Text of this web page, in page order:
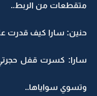
متقطعات من الربط..
حنين: سارا كيف قدرت
سارا: كسرت قفل
وتسوي سواياها..